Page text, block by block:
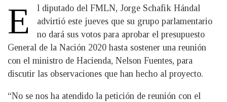
E
l diputado del FMLN, Jorge Schafik Hándal
advirtió este jueves que su grupo parlamentario
no dará sus votos para aprobar el presupuesto
General de la Nación 2020 hasta sostener una reunión
con el ministro de Hacienda, Nelson Fuentes, para
discutir las observaciones que han hecho al proyecto.
“No se nos ha atendido la petición de reunión con el